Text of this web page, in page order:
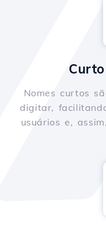
Nomes curtos
digitar,
usuários e,